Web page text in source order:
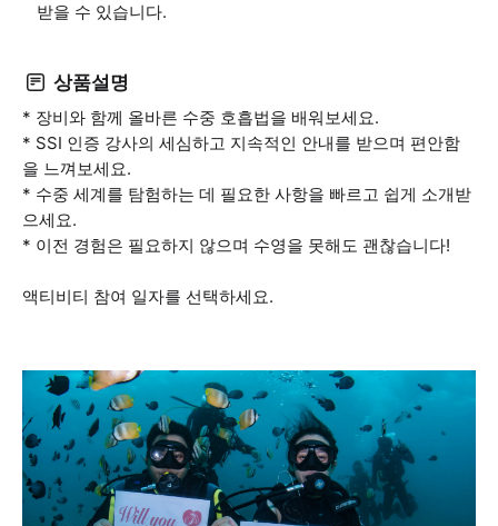
받을 수 있습니다.
상품설명
* 장비와 함께 올바른 수중 호흡법을 배워보세요.
* SSI 인증 강사의 세심하고 지속적인 안내를 받으며 편안함
을 느껴보세요.
* 수중 세계를 탐험하는 데 필요한 사항을 빠르고 쉽게 소개받
으세요.
* 이전 경험은 필요하지 않으며 수영을 못해도 괜찮습니다!
액티비티 참여 일자를 선택하세요.